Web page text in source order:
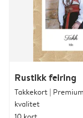
Rustikk feiring
Takkekort |
kvalitet